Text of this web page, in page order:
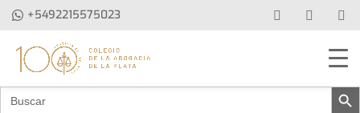
+5492215575023
Buscar: Botón de